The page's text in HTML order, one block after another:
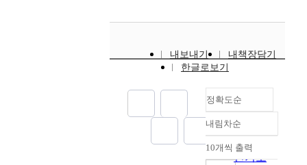
내보내기
내책장담기
한글로보기
정확도순
정확도
순
인기도
내림차순
내림차순
10개씩 출력